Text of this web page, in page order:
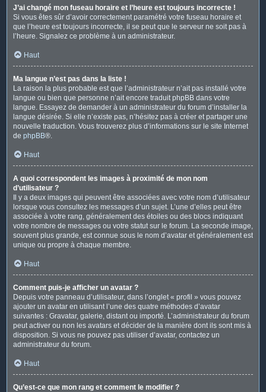
J’ai changé mon fuseau horaire et l’heure est toujours incorrecte !
Si vous êtes sûr d’avoir correctement paramétré votre fuseau horaire et
que l’heure est toujours incorrecte, il se peut que le serveur ne soit pas à
l’heure. Signalez ce problème à un administrateur.
Haut
Ma langue n’est pas dans la liste !
La raison la plus probable est que l’administrateur n’ait pas installé votre
langue ou bien que personne n’ait encore traduit phpBB dans votre
langue. Essayez de demander à un administrateur du forum d’installer la
langue désirée. Si elle n’existe pas, n’hésitez pas à créer et partager une
nouvelle traduction. Vous trouverez plus d’informations sur le site Internet
de phpBB®.
Haut
A quoi correspondent les images à proximité de mon nom
d’utilisateur ?
Il y a deux images qui peuvent être associées avec votre nom d’utilisateur
lorsque vous consultez les messages d’un sujet. L’une d’elles peut être
associée à votre rang, généralement des étoiles ou des blocs indiquant
votre nombre de messages ou votre statut sur le forum. La seconde image,
souvent plus grande, est connue sous le nom d’avatar et généralement est
unique ou propre à chaque membre.
Haut
Comment puis-je afficher un avatar ?
Depuis votre panneau d’utilisateur, dans l’onglet « profil » vous pouvez
ajouter un avatar en utilisant l’une des quatre méthodes d’avatar
suivantes : Gravatar, galerie, distant ou importé. L’administrateur du forum
peut activer ou non les avatars et décider de la manière dont ils sont mis à
disposition. Si vous ne pouvez pas utiliser d’avatar, contactez un
administrateur du forum.
Haut
Qu’est-ce que mon rang et comment le modifier ?